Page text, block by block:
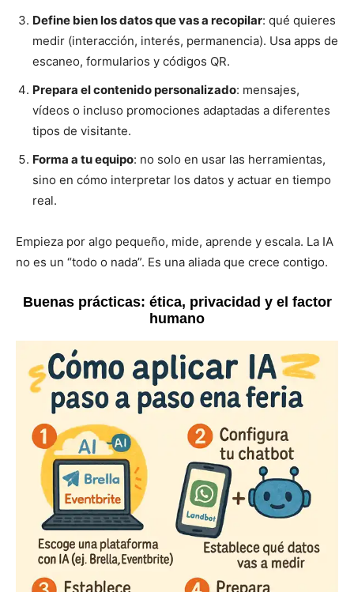
Define bien los datos que vas a recopilar: qué quieres
medir (interacción, interés, permanencia). Usa apps de
escaneo, formularios y códigos QR.
Prepara el contenido personalizado: mensajes,
vídeos o incluso promociones adaptadas a diferentes
tipos de visitante.
Forma a tu equipo: no solo en usar las herramientas,
sino en cómo interpretar los datos y actuar en tiempo
real.
Empieza por algo pequeño, mide, aprende y escala. La IA
no es un “todo o nada”. Es una aliada que crece contigo.
Buenas prácticas: ética, privacidad y el factor
humano